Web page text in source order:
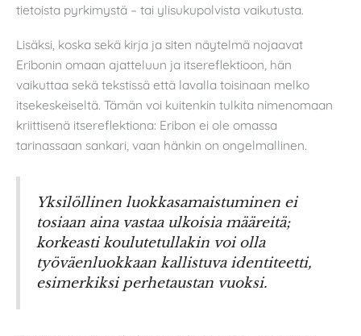
tietoista pyrkimystä – tai ylisukupolvista vaikutusta.
Lisäksi, koska sekä kirja ja siten näytelmä nojaavat
Eribonin omaan ajatteluun ja itsereflektioon, hän
vaikuttaa sekä tekstissä että lavalla toisinaan melko
itsekeskeiseltä. Tämän voi kuitenkin tulkita nimenomaan
kriittisenä itsereflektiona: Eribon ei ole omassa
tarinassaan sankari, vaan hänkin on ongelmallinen.
Yksilöllinen luokkasamaistuminen ei
tosiaan aina vastaa ulkoisia määreitä;
korkeasti koulutetullakin voi olla
työväenluokkaan kallistuva identiteetti,
esimerkiksi perhetaustan vuoksi.